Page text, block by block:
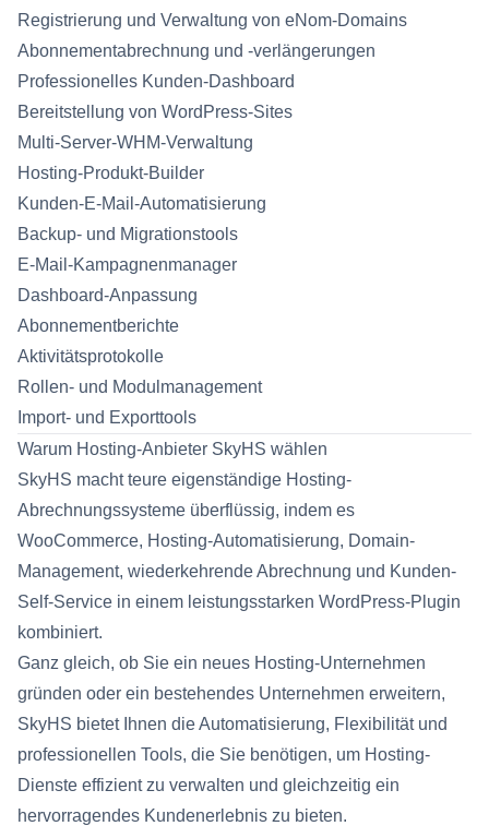
Registrierung und Verwaltung von eNom-Domains
Abonnementabrechnung und -verlängerungen
Professionelles Kunden-Dashboard
Bereitstellung von WordPress-Sites
Multi-Server-WHM-Verwaltung
Hosting-Produkt-Builder
Kunden-E-Mail-Automatisierung
Backup- und Migrationstools
E-Mail-Kampagnenmanager
Dashboard-Anpassung
Abonnementberichte
Aktivitätsprotokolle
Rollen- und Modulmanagement
Import- und Exporttools
Warum Hosting-Anbieter SkyHS wählen
SkyHS macht teure eigenständige Hosting-
Abrechnungssysteme überflüssig, indem es
WooCommerce, Hosting-Automatisierung, Domain-
Management, wiederkehrende Abrechnung und Kunden-
Self-Service in einem leistungsstarken WordPress-Plugin
kombiniert.
Ganz gleich, ob Sie ein neues Hosting-Unternehmen
gründen oder ein bestehendes Unternehmen erweitern,
SkyHS bietet Ihnen die Automatisierung, Flexibilität und
professionellen Tools, die Sie benötigen, um Hosting-
Dienste effizient zu verwalten und gleichzeitig ein
hervorragendes Kundenerlebnis zu bieten.